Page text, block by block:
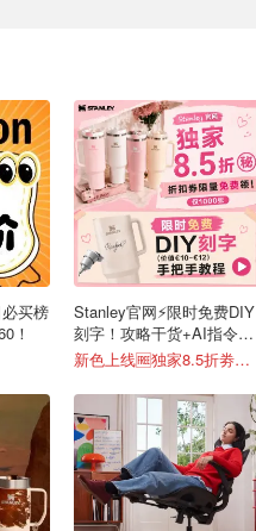
买榜
！
Stanley官网⚡️限时免费DIY
刻字！攻略干货+AI指令直
接戳
新色上线🆓独家8.5折劵速领